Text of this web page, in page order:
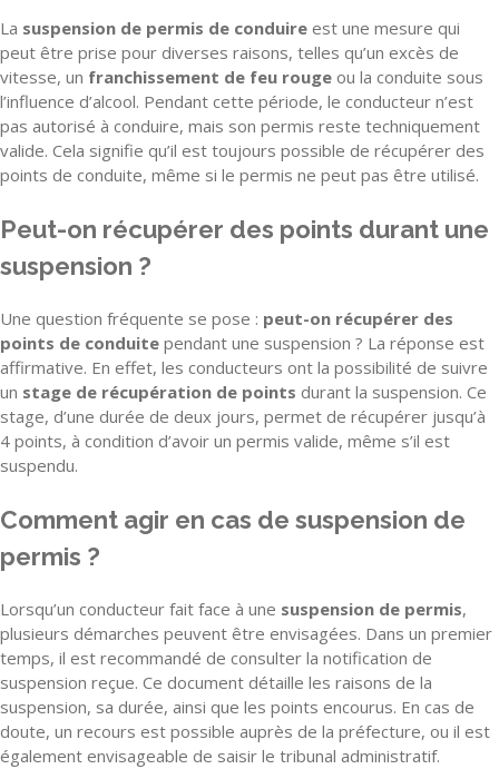
La suspension de permis de conduire est une mesure qui
peut être prise pour diverses raisons, telles qu’un excès de
vitesse, un franchissement de feu rouge ou la conduite sous
l’influence d’alcool. Pendant cette période, le conducteur n’est
pas autorisé à conduire, mais son permis reste techniquement
valide. Cela signifie qu’il est toujours possible de récupérer des
points de conduite, même si le permis ne peut pas être utilisé.
Peut-on récupérer des points durant une
suspension ?
Une question fréquente se pose : peut-on récupérer des
points de conduite pendant une suspension ? La réponse est
affirmative. En effet, les conducteurs ont la possibilité de suivre
un stage de récupération de points durant la suspension. Ce
stage, d’une durée de deux jours, permet de récupérer jusqu’à
4 points, à condition d’avoir un permis valide, même s’il est
suspendu.
Comment agir en cas de suspension de
permis ?
Lorsqu’un conducteur fait face à une suspension de permis,
plusieurs démarches peuvent être envisagées. Dans un premier
temps, il est recommandé de consulter la notification de
suspension reçue. Ce document détaille les raisons de la
suspension, sa durée, ainsi que les points encourus. En cas de
doute, un recours est possible auprès de la préfecture, ou il est
également envisageable de saisir le tribunal administratif.